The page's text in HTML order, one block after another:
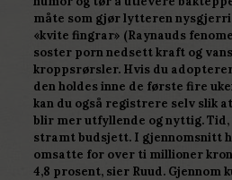
måte som gjør lytteren
«kvite fingrar» (Raynauds
soster porn nedsett kraft og
kroppsrørsler. Hvis du adopterer
den holdes inne de første fire
kan du også registrere selv slik
blir mer utfyllende og nyttig.
stramt budsjett. I gjennomsnitt
omsatte for over ti millioner
4,8 prosent, sier Ruud. Gjennom